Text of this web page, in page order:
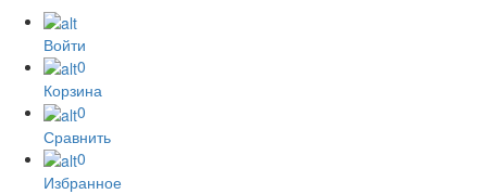
Войти
0
Корзина
0
Сравнить
0
Избранное